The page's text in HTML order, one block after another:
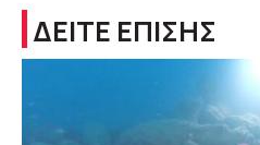
ΔΕΙΤΕ ΕΠΙΣΗΣ